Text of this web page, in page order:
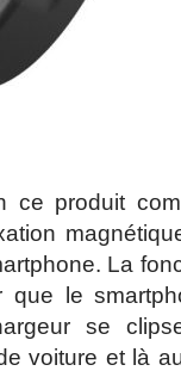
ce produit
La
que le
se
voiture et là